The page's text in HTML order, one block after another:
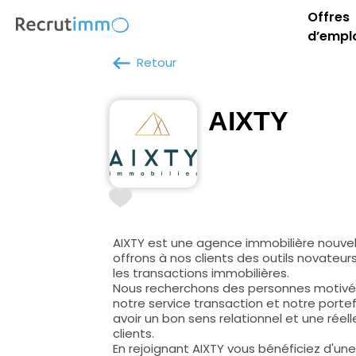
Offres
Retour
AIXTY
AIXTY est une agence immobilière
offrons à nos clients des outils
les transactions immobilières.
Nous recherchons des personnes
notre service transaction et notre
avoir un bon sens relationnel et une
clients.
En rejoignant AIXTY vous bénéficiez